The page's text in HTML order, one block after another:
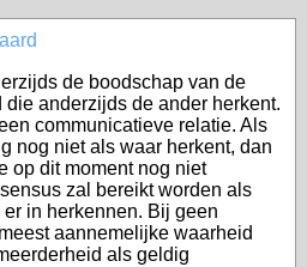
de boodschap van de
anderzijds de ander herkent.
communicatieve relatie. Als
nog niet als waar herkent, dan
op dit moment nog niet
zal bereikt worden als
in herkennen. Bij geen
aannemelijke waarheid
als geldig